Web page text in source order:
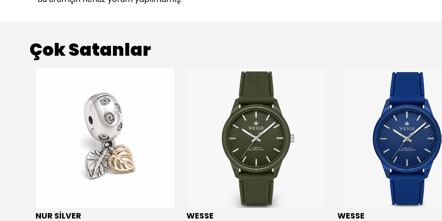
Çok Satanlar
NUR SİLVER WESSE WESSE